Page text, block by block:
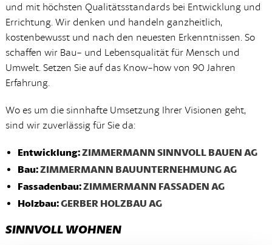
und mit höchsten Qualitätsstandards bei Entwicklung und
Errichtung. Wir denken und handeln ganzheitlich,
kostenbewusst und nach den neuesten Erkenntnissen. So
schaffen wir Bau- und Lebensqualität für Mensch und
Umwelt. Setzen Sie auf das Know-how von 90 Jahren
Erfahrung.
Wo es um die sinnhafte Umsetzung Ihrer Visionen geht,
sind wir zuverlässig für Sie da:
Entwicklung:ZIMMERMANN SINNVOLL BAUEN AG
Bau:ZIMMERMANN BAUUNTERNEHMUNG AG
Fassadenbau:ZIMMERMANN FASSADEN AG
Holzbau:GERBER HOLZBAU AG
SINNVOLL WOHNEN